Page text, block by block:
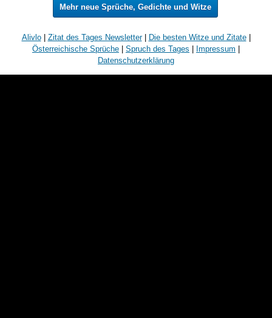
Mehr neue Sprüche, Gedichte und Witze
Alivlo| Zitat des Tages Newsletter| Die besten Witze und Zitate|
Österreichische Sprüche | Spruch des Tages | Impressum |
Datenschutzerklärung